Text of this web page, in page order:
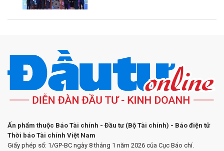
Ấn phẩm thuộc Báo Tài chính - Đầu tư (Bộ Tài chính) - Báo điện tử
Thời báo Tài chính Việt Nam
Giấy phép số: 1/GP-BC ngày 8 tháng 1 năm 2026 của Cục Báo chí.